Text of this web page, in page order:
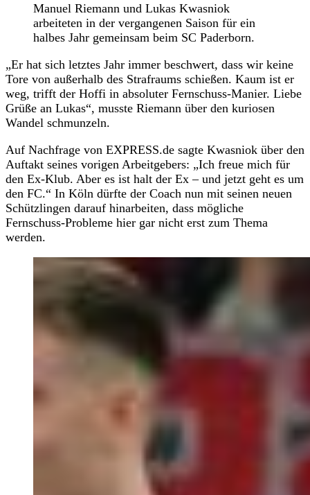
Manuel Riemann und Lukas Kwasniok
arbeiteten in der vergangenen Saison für ein
halbes Jahr gemeinsam beim SC Paderborn.
„Er hat sich letztes Jahr immer beschwert, dass wir keine
Tore von außerhalb des Strafraums schießen. Kaum ist er
weg, trifft der Hoffi in absoluter Fernschuss-Manier. Liebe
Grüße an Lukas“, musste Riemann über den kuriosen
Wandel schmunzeln.
Auf Nachfrage von EXPRESS.de sagte Kwasniok über den
Auftakt seines vorigen Arbeitgebers: „Ich freue mich für
den Ex-Klub. Aber es ist halt der Ex – und jetzt geht es um
den FC.“ In Köln dürfte der Coach nun mit seinen neuen
Schützlingen darauf hinarbeiten, dass mögliche
Fernschuss-Probleme hier gar nicht erst zum Thema
werden.